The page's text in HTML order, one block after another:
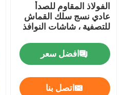
شبكة الأسلاك الزخرفية
الفولاذ المقاوم للصدأ
عادي نسج سلك القماش
للتصفية ، شاشات النوافذ
افضل سعر
اتصل بنا